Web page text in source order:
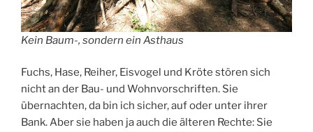
Kein Baum-, sondern ein Asthaus
Fuchs, Hase, Reiher, Eisvogel und Kröte stören sich
nicht an der Bau- und Wohnvorschriften. Sie
übernachten, da bin ich sicher, auf oder unter ihrer
Bank. Aber sie haben ja auch die älteren Rechte: Sie